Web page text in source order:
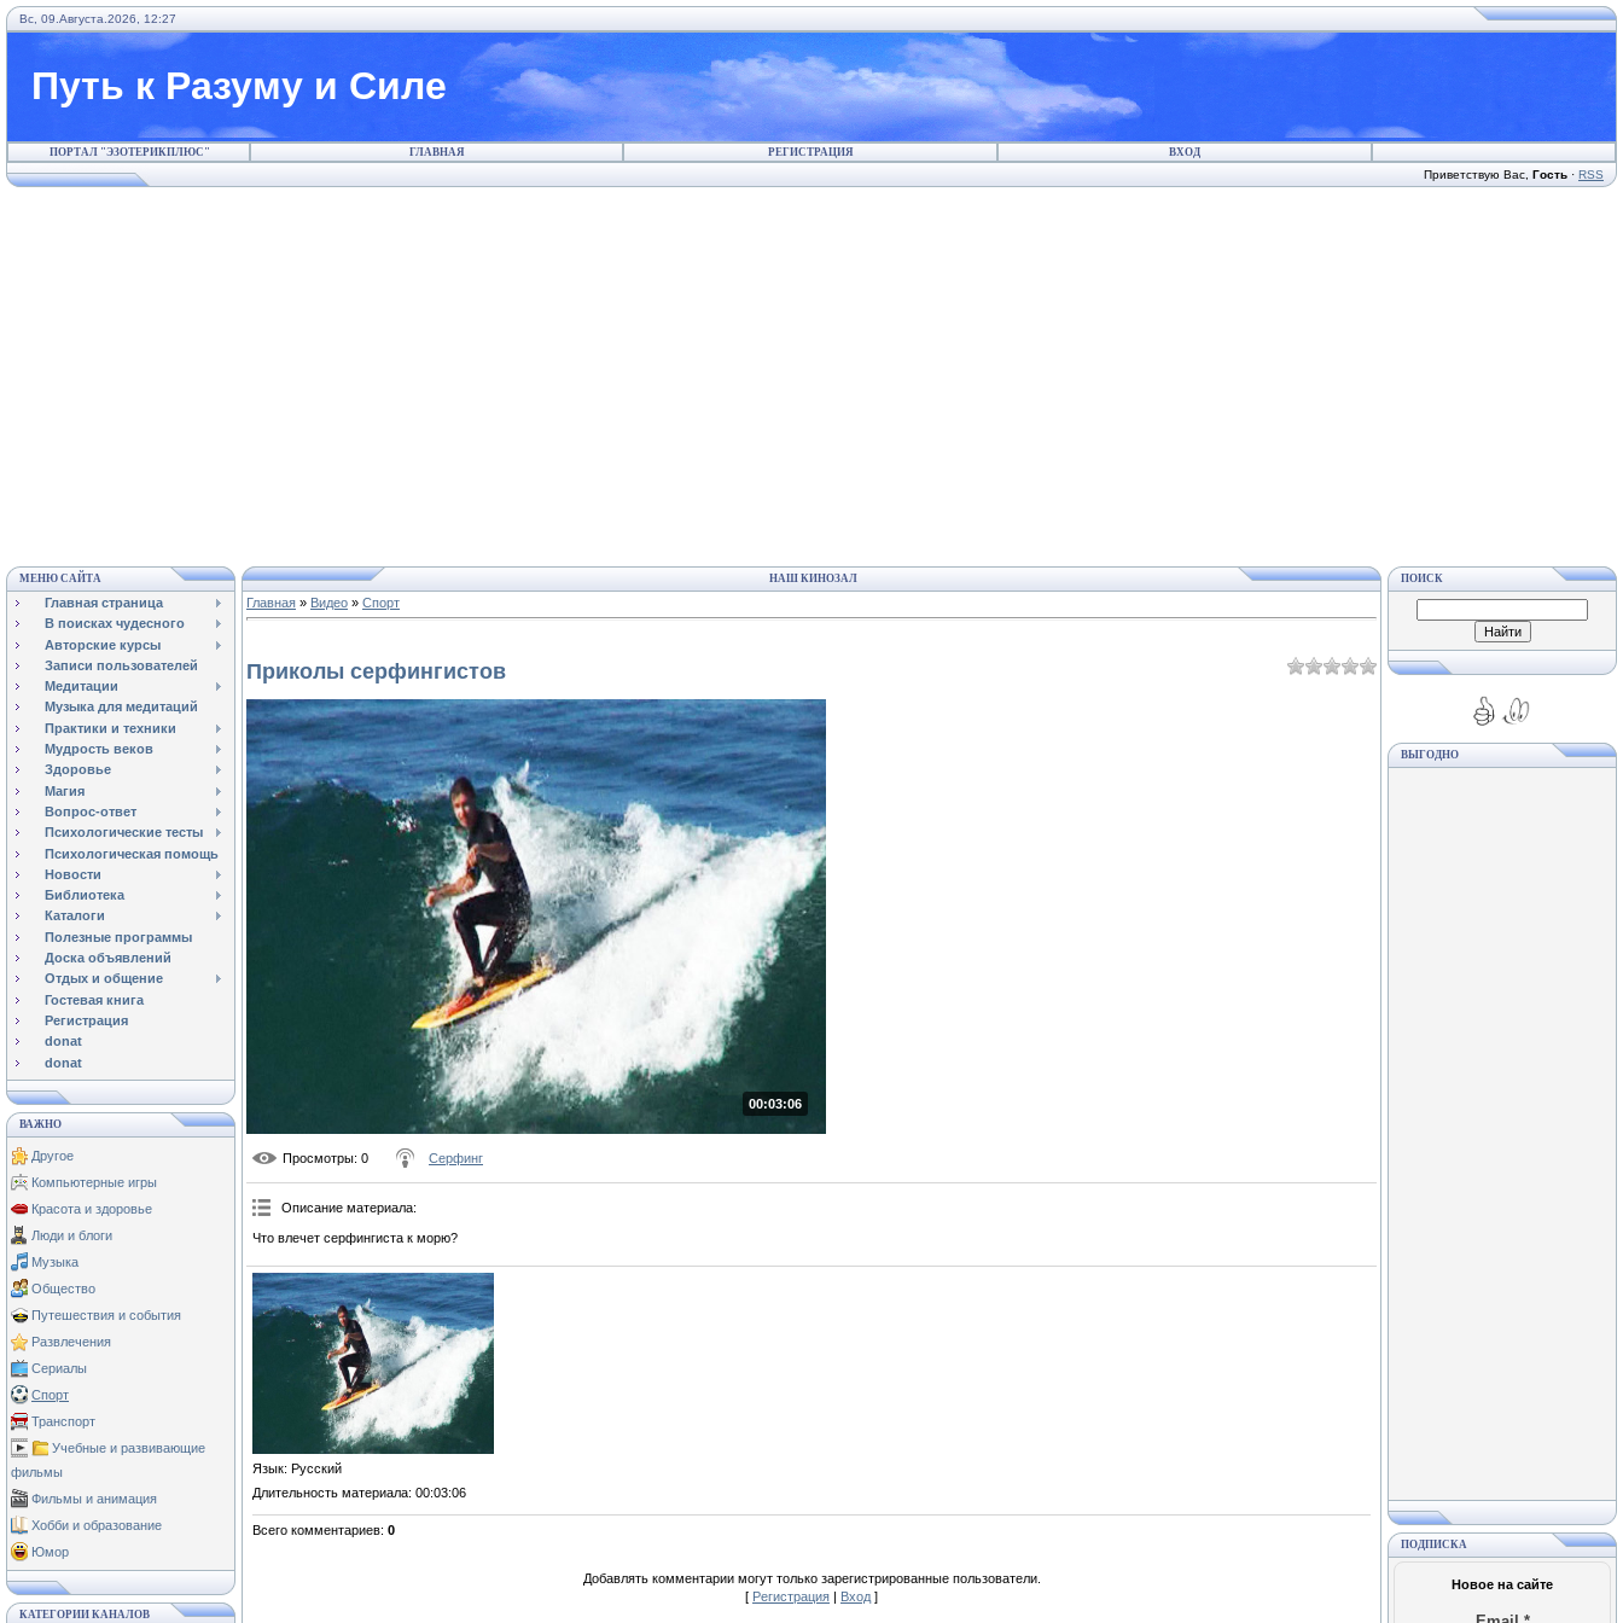
Вс, 09.Августа.2026, 12:27
Путь к Разуму и Силе
ПОРТАЛ "ЭЗОТЕРИКПЛЮС" ГЛАВНАЯ РЕГИСТРАЦИЯ ВХОД
Приветствую Вас Гость · RSS
МЕНЮ САЙТА
Главная страница
В поисках чудесного
Авторские курсы
Записи пользователей
Медитации
Музыка для медитаций
Практики и техники
Мудрость веков
Здоровье
Магия
Вопрос-ответ
Психологические тесты
Психологическая помощь
Новости
Библиотека
Каталоги
Полезные программы
Доска объявлений
Отдых и общение
Гостевая книга
Регистрация
donat
donat
ВАЖНО
Другое
Компьютерные игры
Красота и здоровье
Люди и блоги
Музыка
Общество
Путешествия и события
Развлечения
Сериалы
Спорт
Транспорт
Учебные и развивающие
фильмы
Фильмы и анимация
Хобби и образование
Юмор
КАТЕГОРИИ КАНАЛОВ
НАШ КИНОЗАЛ
Главная » Видео » Спорт
Приколы серфингистов
00:03:06
Просмотры: 0 Серфинг
Описание материала:
Что влечет серфингиста к морю?
Язык: Русский
Длительность материала: 00:03:06
Всего комментариев: 0
Добавлять комментарии могут только зарегистрированные пользователи.
[ Регистрация | Вход ]
ПОИСК
ВЫГОДНО
ПОДПИСКА
Новое на сайте